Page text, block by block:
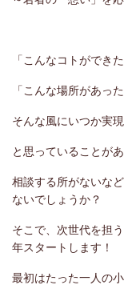
「こんなコトができ
「こんな場所があっ
そんな風にいつか実
と思っていることが
相談する所がないな
ないでしょうか？
そこで、次世代を担
年スタートします！
最初はたった一人の